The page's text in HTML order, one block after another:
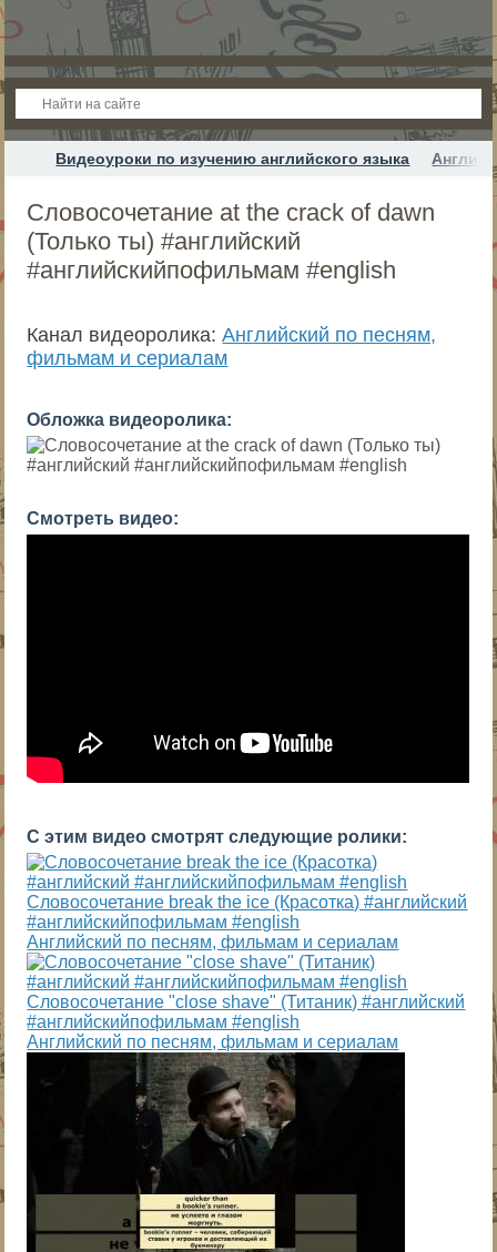
Видеоуроки по изучению английского языка
Словосочетание at the crack of dawn
(Только ты) #английский
#английскийпофильмам #english
Канал видеоролика:Английский по песням,
фильмам и сериалам
Обложка видеоролика:
Смотреть видео:
С этим видео смотрят следующие ролики:
Словосочетание break the ice (Красотка) #английский
#английскийпофильмам #english
Английский по песням, фильмам и сериалам
Словосочетание "close shave" (Титаник) #английский
#английскийпофильмам #english
Английский по песням, фильмам и сериалам